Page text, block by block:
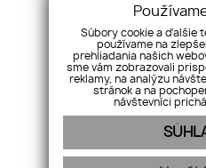
NEHNUTEĽNOSTI BLOG O
webex.digital
Súbory cookie a ďalšie
používame na
prehliadania našich
sme vám zobrazovali
reklamy, na analýzu
stránok a na
návštevníci